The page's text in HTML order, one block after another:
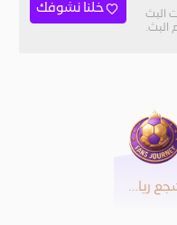
البث
البث.
خلنا نشوفك
مشجع رياضي